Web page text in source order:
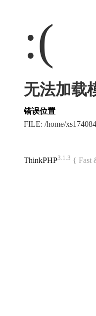
:(
无法加载
错误位置
FILE: /home/
ThinkPHP3.1.3 { Fast